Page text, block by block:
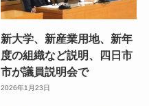
新大学、新産業用地、新年
度の組織など説明、四日市
市が議員説明会で
2026年1月23日